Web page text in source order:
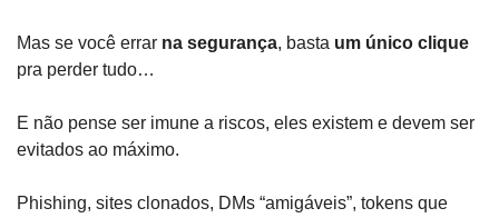
Mas se você errar na segurança, basta um único clique
pra perder tudo…
E não pense ser imune a riscos, eles existem e devem ser
evitados ao máximo.
Phishing, sites clonados, DMs “amigáveis”, tokens que